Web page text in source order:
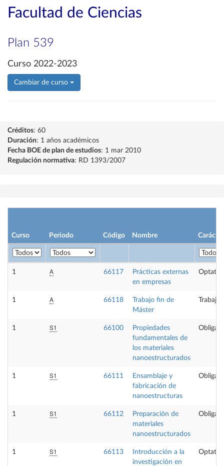
Facultad de Ciencias
Plan 539
Curso 2022-2023
Cambiar de curso
Créditos: 60
Duración: 1 años académicos
Fecha BOE de plan de estudios: 1 mar 2010
Regulación normativa: RD 1393/2007
Curso Periodo Código Nombre Carácter
1 A 66117
Prácticas externas
en empresas
1 A 66118
Trabajo fin de
Máster
1 S1 66100
Propiedades
fundamentales de
los materiales
nanoestructurados
1 S1 66111
Ensamblaje y
fabricación de
nanoestructuras
1 S1 66112
Preparación de
materiales
nanoestructurados
1 S1 66113
Introducción a la
investigación en